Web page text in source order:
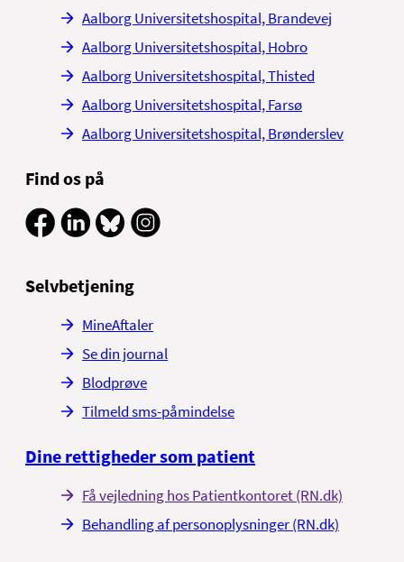
Aalborg Universitetshospital, Brandevej
Aalborg Universitetshospital, Hobro
Aalborg Universitetshospital, Thisted
Aalborg Universitetshospital, Farsø
Aalborg Universitetshospital, Brønderslev
Find os på
Selvbetjening
MineAftaler
Se din journal
Blodprøve
Tilmeld sms-påmindelse
Dine rettigheder som patient
Få vejledning hos Patientkontoret (RN.dk)
Behandling af personoplysninger (RN.dk)